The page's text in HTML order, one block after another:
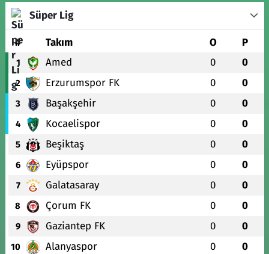
Süper Lig
# Takım O P
1 Amed 0 0
2 Erzurumspor FK 0 0
3 Başakşehir 0 0
4 Kocaelispor 0 0
5 Beşiktaş 0 0
6 Eyüpspor 0 0
7 Galatasaray 0 0
8 Çorum FK 0 0
9 Gaziantep FK 0 0
10 Alanyaspor 0 0